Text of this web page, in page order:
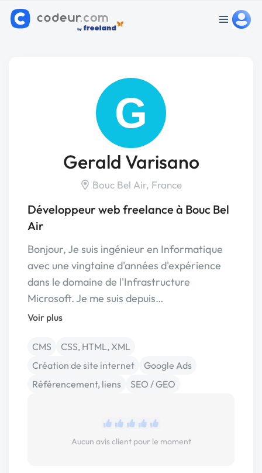
G
Gerald Varisano
Bouc Bel Air, France
Développeur web freelance à Bouc Bel
Air
Bonjour, Je suis ingénieur en Informatique
avec une vingtaine d'années d'expérience
dans le domaine de l'Infrastructure
Microsoft. Je me suis depuis…
Voir plus
CMS
CSS, HTML, XML
Création de site internet
Google Ads
Référencement, liens
SEO / GEO
Aucun avis client pour le moment